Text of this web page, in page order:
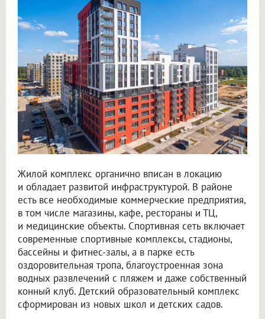
Жилой комплекс органично вписан в локацию
и обладает развитой инфраструктурой. В районе
есть все необходимые коммерческие предприятия,
в том числе магазины, кафе, рестораны и ТЦ,
и медицинские объекты. Спортивная сеть включает
современные спортивные комплексы, стадионы,
бассейны и фитнес-залы, а в парке есть
оздоровительная тропа, благоустроенная зона
водных развлечений с пляжем и даже собственный
конный клуб. Детский образовательный комплекс
сформирован из новых школ и детских садов.